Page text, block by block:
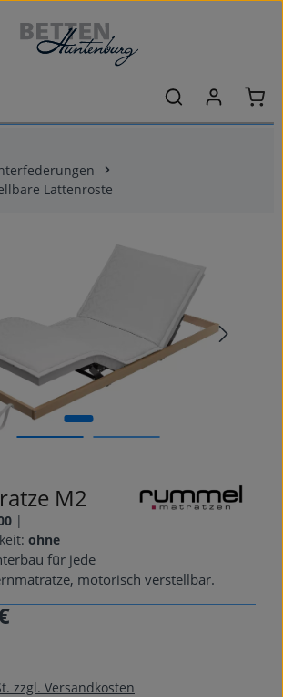
springen
Lattenroste
M2
|
ohne
für jede
motorisch verstellbar.
zzgl. Versandkosten